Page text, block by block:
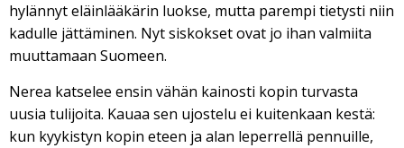
hylännyt eläinlääkärin luokse, mutta parempi tietysti niin
kadulle jättäminen. Nyt siskokset ovat jo ihan valmiita
muuttamaan Suomeen.
Nerea katselee ensin vähän kainosti kopin turvasta
uusia tulijoita. Kauaa sen ujostelu ei kuitenkaan kestä:
kun kyykistyn kopin eteen ja alan leperrellä pennuille,